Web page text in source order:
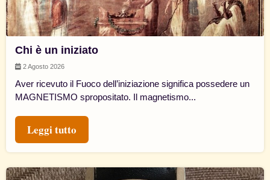
Chi è un iniziato
2 Agosto 2026
Aver ricevuto il Fuoco dell’iniziazione significa possedere un
MAGNETISMO spropositato. Il magnetismo...
Leggi tutto